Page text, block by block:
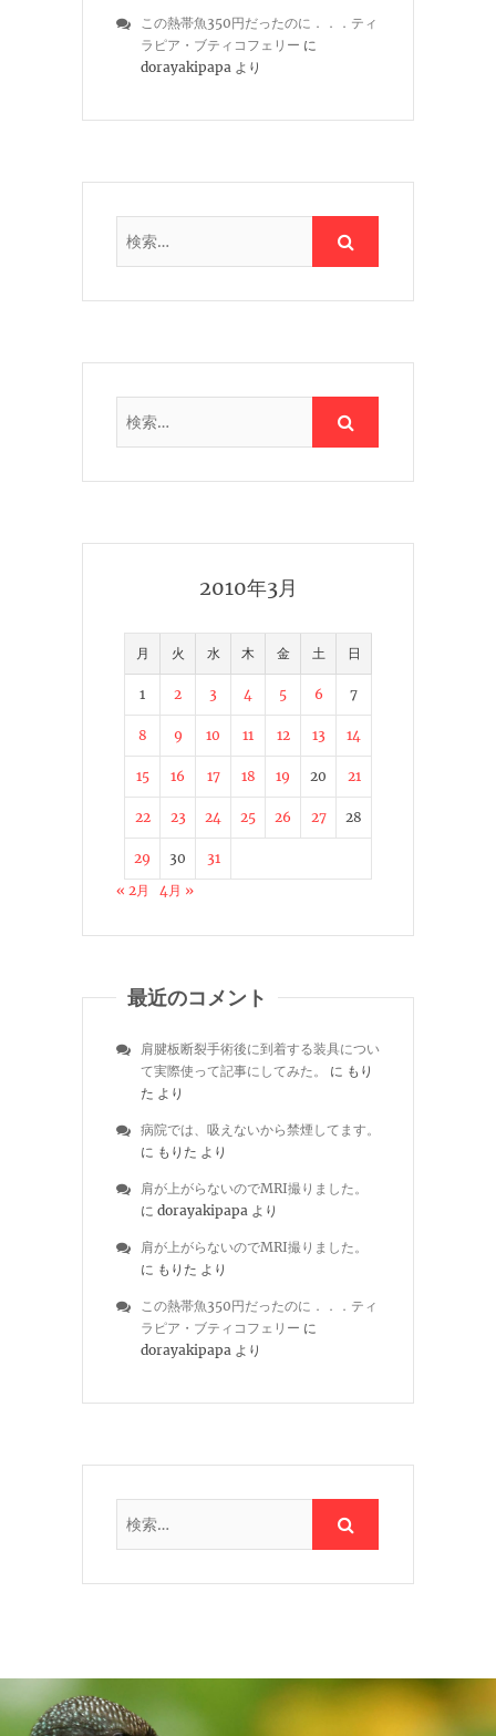
この熱帯魚350円だったのに．．．ティ
ラピア・ブティコフェリー に
dorayakipapa より
2010年3月
月 火 水 木 金 土 日
1 2 3 4 5 6 7
8 9 10 11 12 13 14
15 16 17 18 19 20 21
22 23 24 25 26 27 28
29 30
31
« 2月
4月 »
最近のコメント
肩腱板断裂手術後に到着する装具につい
て実際使って記事にしてみた。
に もり
た より
病院では、吸えないから禁煙してます。
に もりた より
肩が上がらないのでMRI撮りました。
に dorayakipapa より
肩が上がらないのでMRI撮りました。
に もりた より
この熱帯魚350円だったのに．．．ティ
ラピア・ブティコフェリー に
dorayakipapa より